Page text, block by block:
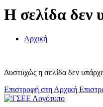
Η σελίδα δεν
Αρχική
Δυστυχώς η σελίδα δεν
Επιστροφή στη Αρχική